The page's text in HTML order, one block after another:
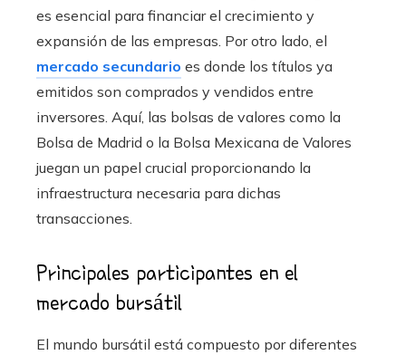
es esencial para financiar el crecimiento y
expansión de las empresas. Por otro lado, el
mercado secundario es donde los títulos ya
emitidos son comprados y vendidos entre
inversores. Aquí, las bolsas de valores como la
Bolsa de Madrid o la Bolsa Mexicana de Valores
juegan un papel crucial proporcionando la
infraestructura necesaria para dichas
transacciones.
Principales participantes en el
mercado bursátil
El mundo bursátil está compuesto por diferentes